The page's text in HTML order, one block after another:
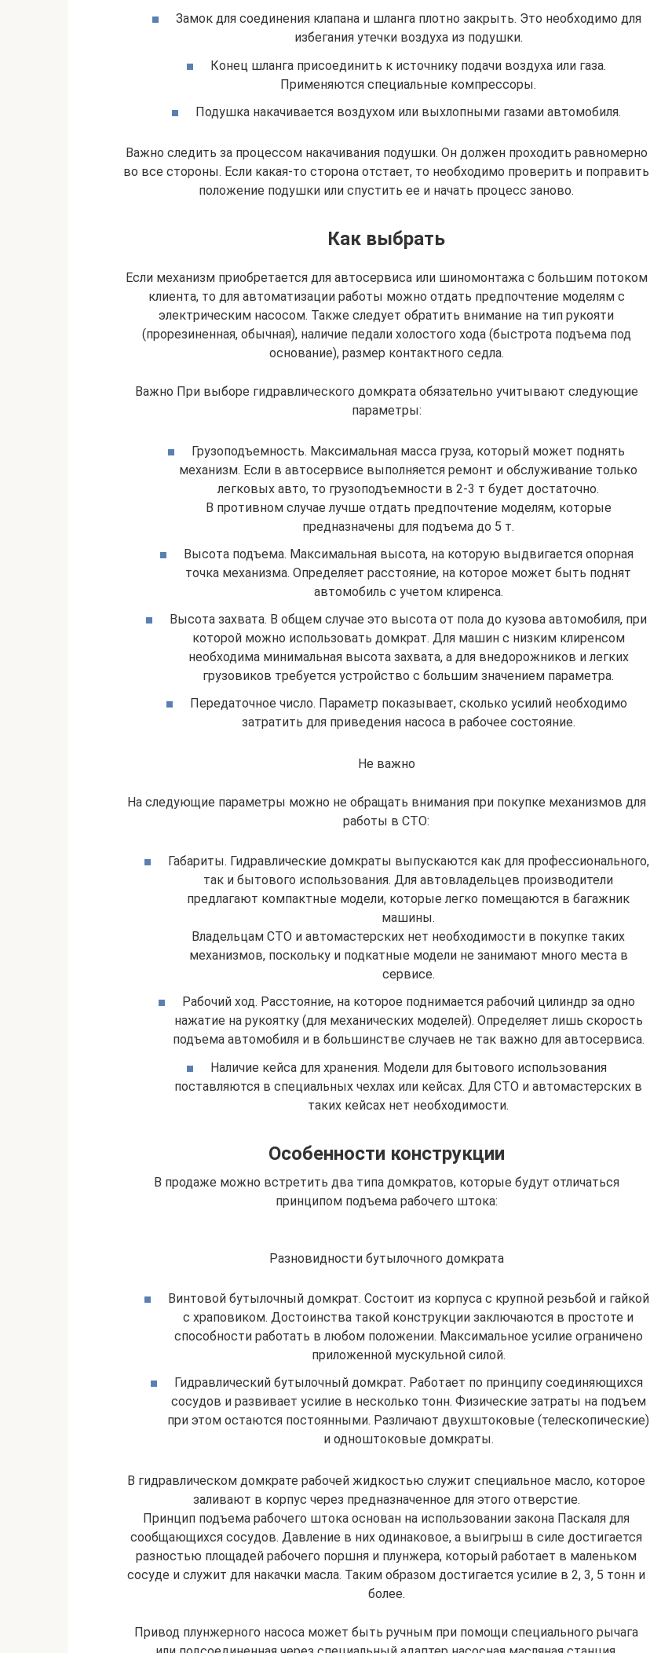
Замок для соединения клапана и шланга плотно закрыть. Это необходимо для
избегания утечки воздуха из подушки.
Конец шланга присоединить к источнику подачи воздуха или газа.
Применяются специальные компрессоры.
Подушка накачивается воздухом или выхлопными газами автомобиля.
Важно следить за процессом накачивания подушки. Он должен проходить равномерно
во все стороны. Если какая-то сторона отстает, то необходимо проверить и поправить
положение подушки или спустить ее и начать процесс заново.
Как выбрать
Если механизм приобретается для автосервиса или шиномонтажа с большим потоком
клиента, то для автоматизации работы можно отдать предпочтение моделям с
электрическим насосом. Также следует обратить внимание на тип рукояти
(прорезиненная, обычная), наличие педали холостого хода (быстрота подъема под
основание), размер контактного седла.
Важно При выборе гидравлического домкрата обязательно учитывают следующие
параметры:
Грузоподъемность. Максимальная масса груза, который может поднять
механизм. Если в автосервисе выполняется ремонт и обслуживание только
легковых авто, то грузоподъемности в 2-3 т будет достаточно.
В противном случае лучше отдать предпочтение моделям, которые
предназначены для подъема до 5 т.
Высота подъема. Максимальная высота, на которую выдвигается опорная
точка механизма. Определяет расстояние, на которое может быть поднят
автомобиль с учетом клиренса.
Высота захвата. В общем случае это высота от пола до кузова автомобиля, при
которой можно использовать домкрат. Для машин с низким клиренсом
необходима минимальная высота захвата, а для внедорожников и легких
грузовиков требуется устройство с большим значением параметра.
Передаточное число. Параметр показывает, сколько усилий необходимо
затратить для приведения насоса в рабочее состояние.
Не важно
На следующие параметры можно не обращать внимания при покупке механизмов для
работы в СТО:
Габариты. Гидравлические домкраты выпускаются как для профессионального,
так и бытового использования. Для автовладельцев производители
предлагают компактные модели, которые легко помещаются в багажник
машины.
Владельцам СТО и автомастерских нет необходимости в покупке таких
механизмов, поскольку и подкатные модели не занимают много места в
сервисе.
Рабочий ход. Расстояние, на которое поднимается рабочий цилиндр за одно
нажатие на рукоятку (для механических моделей). Определяет лишь скорость
подъема автомобиля и в большинстве случаев не так важно для автосервиса.
Наличие кейса для хранения. Модели для бытового использования
поставляются в специальных чехлах или кейсах. Для СТО и автомастерских в
таких кейсах нет необходимости.
Особенности конструкции
В продаже можно встретить два типа домкратов, которые будут отличаться
принципом подъема рабочего штока:
Разновидности бутылочного домкрата
Винтовой бутылочный домкрат. Состоит из корпуса с крупной резьбой и гайкой
с храповиком. Достоинства такой конструкции заключаются в простоте и
способности работать в любом положении. Максимальное усилие ограничено
приложенной мускульной силой.
Гидравлический бутылочный домкрат. Работает по принципу соединяющихся
сосудов и развивает усилие в несколько тонн. Физические затраты на подъем
при этом остаются постоянными. Различают двухштоковые (телескопические)
и одноштоковые домкраты.
В гидравлическом домкрате рабочей жидкостью служит специальное масло, которое
заливают в корпус через предназначенное для этого отверстие.
Принцип подъема рабочего штока основан на использовании закона Паскаля для
сообщающихся сосудов. Давление в них одинаковое, а выигрыш в силе достигается
разностью площадей рабочего поршня и плунжера, который работает в маленьком
сосуде и служит для накачки масла. Таким образом достигается усилие в 2, 3, 5 тонн и
более.
Привод плунжерного насоса может быть ручным при помощи специального рычага